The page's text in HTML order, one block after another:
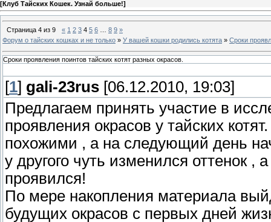
[Клуб Тайских Кошек. Узнай больше!]
Страница 4 из 9 « 1 2 3 4 5 6 8 9 »
Форум о тайских кошках и не только » У вашей кошки родились котята » Сроки
Сроки проявления поинтов тайских котят разных окрасов.
[1] gali-23rus [06.12.2010, 19:03]
Предлагаем принять участие в
проявления окрасов у тайских
похожими , а на следующий день
у другого чуть изменился оттенок
проявился!
По мере накопления материала
будущих окрасов с первых дней